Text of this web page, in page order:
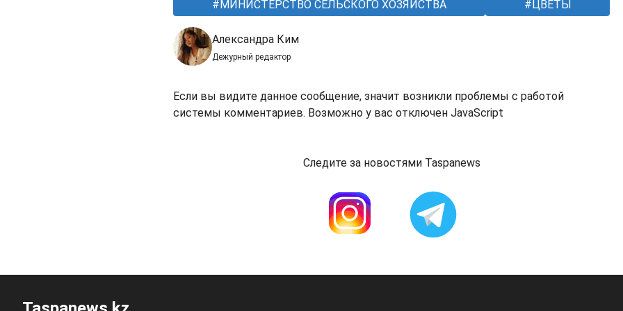
МИНИСТЕРСТВО СЕЛЬСКОГО ХОЗЯЙСТВА ЦВЕТЫ
Александра Ким
Дежурный редактор
Если вы видите данное сообщение, значит возникли проблемы с работой
системы комментариев. Возможно у вас отключен JavaScript
Следите за новостями Taspanews